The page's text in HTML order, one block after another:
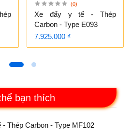
bạn thích
- Thép Carbon - Type MF102
(0)
Xe đẩy y tế - Thép
Carbon - Type E093
7.925.000 ₫